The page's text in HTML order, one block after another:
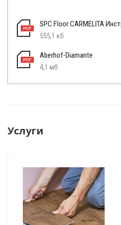
SPC Floor CARMELITA
555,1 кб
Aberhof-Diamante
4,1 мб
Услуги